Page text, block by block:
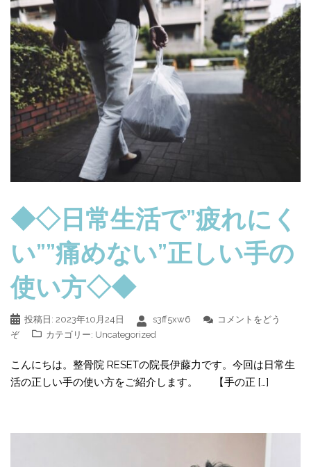
◆◇日常生活で”疲れにく
い””痛めない”正しい手の
使い方◇◆
投稿日: 2023年10月24日 s3ff5xw6
コメントをどう
ぞ
カテゴリー: Uncategorized
こんにちは。整骨院 RESETの院長伊藤力です。今回は日常生
活の正しい手の使い方をご紹介します。 【手の正 […]